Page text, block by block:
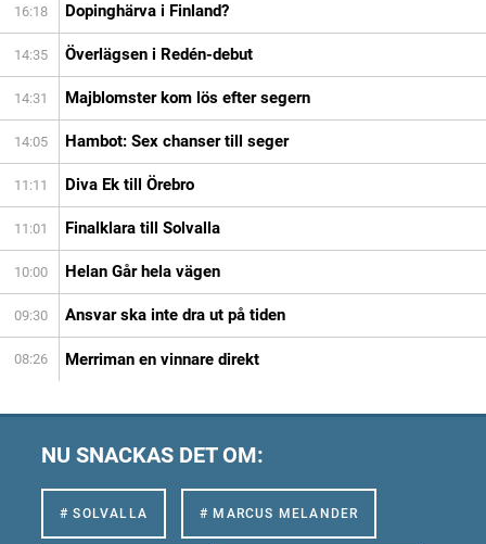
16:18 Dopinghärva i Finland?
14:35 Överlägsen i Redén-debut
14:31 Majblomster kom lös efter segern
14:05 Hambot: Sex chanser till seger
11:11 Diva Ek till Örebro
11:01 Finalklara till Solvalla
10:00 Helan Går hela vägen
09:30 Ansvar ska inte dra ut på tiden
08:26 Merriman en vinnare direkt
NU SNACKAS DET OM:
# SOLVALLA # MARCUS MELANDER